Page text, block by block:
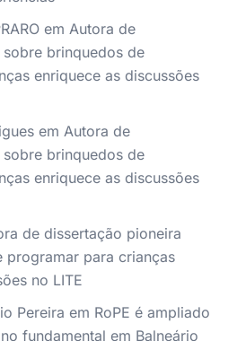
em Autora de
brinquedos de
enriquece as discussões
em Autora de
brinquedos de
enriquece as discussões
de dissertação pioneira
programar para crianças
no LITE
Pereira em RoPE é ampliado
fundamental em Balneário